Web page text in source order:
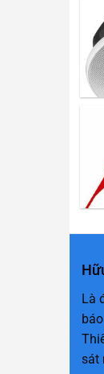
Là
sát